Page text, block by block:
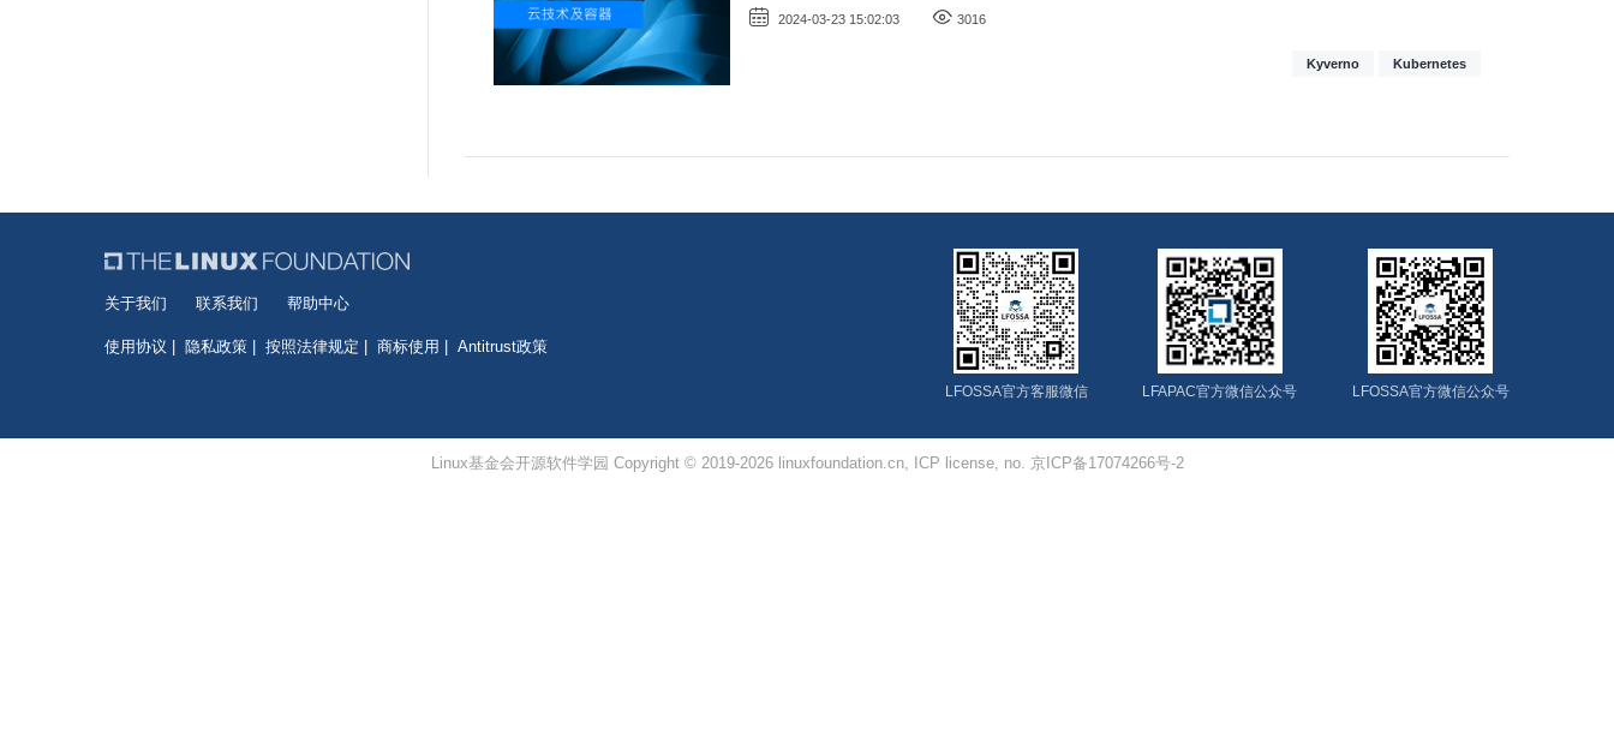
2024-03-23 15:02:03 3016
Kyverno Kubernetes
关于我们 联系我们 帮助中心
使用协议 隐私政策 按照法律规定 商标使用 Antitrust政策
LFOSSA官方客服微信 LFAPAC官方微信公众号 LFOSSA官方微信公众号
Linux基金会开源软件学园 Copyright © 2019-2026 linuxfoundation.cn, ICP license, no. 京ICP备17074266号-2